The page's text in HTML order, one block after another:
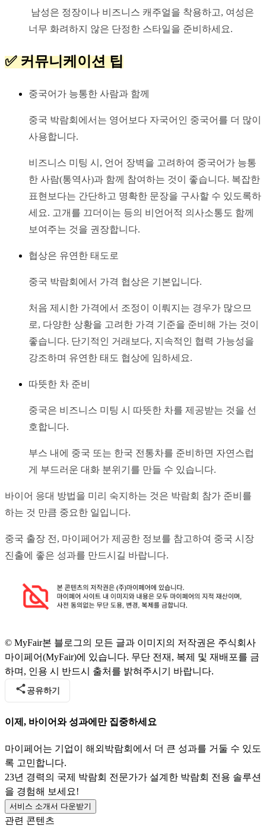
너무 화려하지 않은 단정한 스타일을 준비하세요.
✅ 커뮤니케이션 팁
중국어가 능통한 사람과 함께
중국 박람회에서는 영어보다 자국어인 중국어를 더 많이
사용합니다.
비즈니스 미팅 시, 언어 장벽을 고려하여 중국어가 능통
한 사람(통역사)과 함께 참여하는 것이 좋습니다. 복잡한
표현보다는 간단하고 명확한 문장을 구사할 수 있도록하
세요. 고개를 끄더이는 등의 비언어적 의사소통도 함께
보여주는 것을 권장합니다.
협상은 유연한 태도로
중국 박람회에서 가격 협상은 기본입니다.
처음 제시한 가격에서 조정이 이뤄지는 경우가 많으므
로, 다양한 상황을 고려한 가격 기준을 준비해 가는 것이
좋습니다. 단기적인 거래보다, 지속적인 협력 가능성을
강조하며 유연한 태도 협상에 임하세요.
따뜻한 차 준비
중국은 비즈니스 미팅 시 따뜻한 차를 제공받는 것을 선
호합니다.
부스 내에 중국 또는 한국 전통차를 준비하면 자연스럽
게 부드러운 대화 분위기를 만들 수 있습니다.
바이어 응대 방법을 미리 숙지하는 것은 박람회 참가 준비를
하는 것 만큼 중요한 일입니다.
중국 출장 전, 마이페어가 제공한 정보를 참고하여 중국 시장
진출에 좋은 성과를 만드시길 바랍니다.
© MyFair본 블로그의 모든 글과 이미지의 저작권은 주식회사
마이페어(MyFair)에 있습니다. 무단 전재, 복제 및 재배포를 금
하며, 인용 시 반드시 출처를 밝혀주시기 바랍니다.
공유하기
이제, 바이어와 성과에만 집중하세요
마이페어는 기업이 해외박람회에서 더 큰 성과를 거둘 수 있도
록 고민합니다.
23년 경력의 국제 박람회 전문가가 설계한 박람회 전용 솔루션
을 경험해 보세요!
서비스 소개서 다운받기
관련 콘텐츠